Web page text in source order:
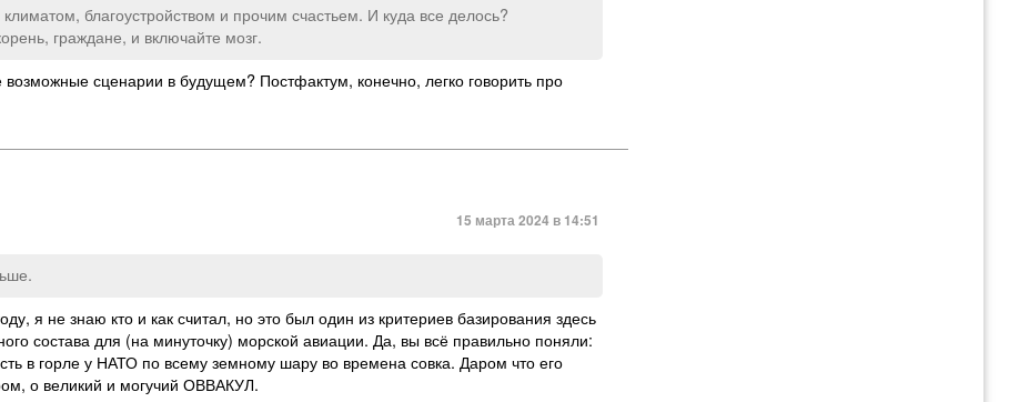
благоустройством и прочим счастьем. И куда все делось?
граждане, и включайте мозг.
сценарии в будущем? Постфактум, конечно, легко говорить про
15 марта 2024 в 14:51
я не знаю кто и как считал, но это был один из критериев базирования здесь
состава для (на минуточку) морской авиации. Да, вы всё правильно поняли:
в горле у НАТО по всему земному шару во времена совка. Даром что его
о великий и могучий ОВВАКУЛ.